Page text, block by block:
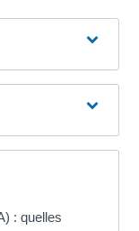
: quelles